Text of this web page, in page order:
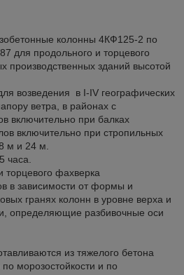
колонны 4КФ125-2 по
для продольного и торцевого
производственных зданий высотой
возведения в I-IV географических
ветра, в районах с
включительно при балках
включительно при стропильных
м и 24 м.
часа.
фахверка
в зависимости от формы и
гранях колонн в уровне верха и
определяющие разбивочные оси
из тяжелого бетона
морозостойкости и по